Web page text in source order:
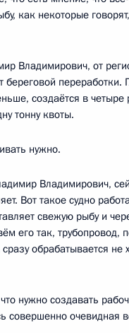
как некоторые
Владимирович, от
переработки.
создаётся в
тонну квоты.
нужно.
Владимирович,
Вот такое судно
свежую рыбу и
его так, трубопровод,
обрабатывается не
нужно создавать
совершенно очевидная